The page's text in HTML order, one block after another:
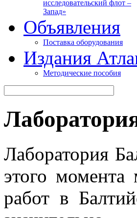
исследовательский флот –
Запад»
Объявления
Поставка оборудования
Издания
Методические пособия
Лаборатория
этого момента
работ в